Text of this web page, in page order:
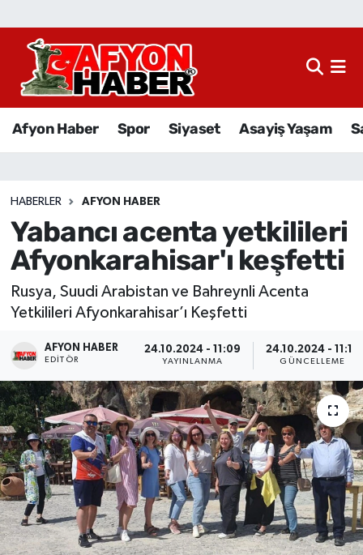
Afyon Haber Spor Siyaset Asayiş Yaşam
HABERLER AFYON HABER
Yabancı acenta yetkilileri
Afyonkarahisar'ı keşfetti
Rusya, Suudi Arabistan ve Bahreynli Acenta
Yetkilileri Afyonkarahisar’ı Keşfetti
AFYON HABER
EDITÖR
24.10.2024 - 11:09
YAYINLANMA
24.10.2024 - 11:12
GÜNCELLEME
Afyon Haber
Sağlık
Eğitim
Sivil Toplum
Ekonomi
Magazin
Etkinlikler